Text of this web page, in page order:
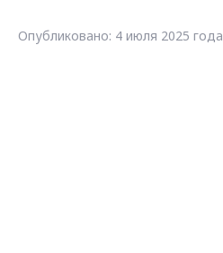
Опубликовано: 4 июля 2025 года